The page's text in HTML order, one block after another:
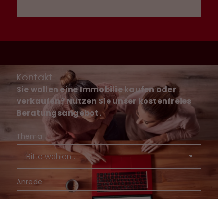
Kontakt
Sie wollen eine Immobilie kaufen oder
verkaufen? Nutzen Sie unser kostenfreies
Beratungsangebot.
Thema
Anrede